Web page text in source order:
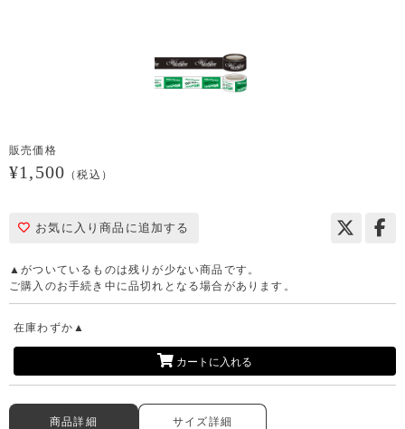
販売価格
¥1,500 （税込）
お気に入り商品に追加する
▲がついているものは残りが少ない商品です。
ご購入のお手続き中に品切れとなる場合があります。
在庫わずか▲
カートに入れる
商品詳細 サイズ詳細